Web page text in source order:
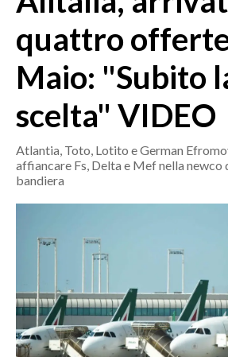
ORISTANO E PROVINCIA
SASSARI E PROVINCIA
GALLURA
NUORO E PROVINCIA
OGLIASTRA
CRONACA
ITALIA
ECONOMIA
SERVIZI ALLE IMPRESE
quattro
Maio: "Subito
scelta" VIDEO
Atlantia, Toto, Lotito e German
affiancare Fs, Delta e Mef nella newco
bandiera